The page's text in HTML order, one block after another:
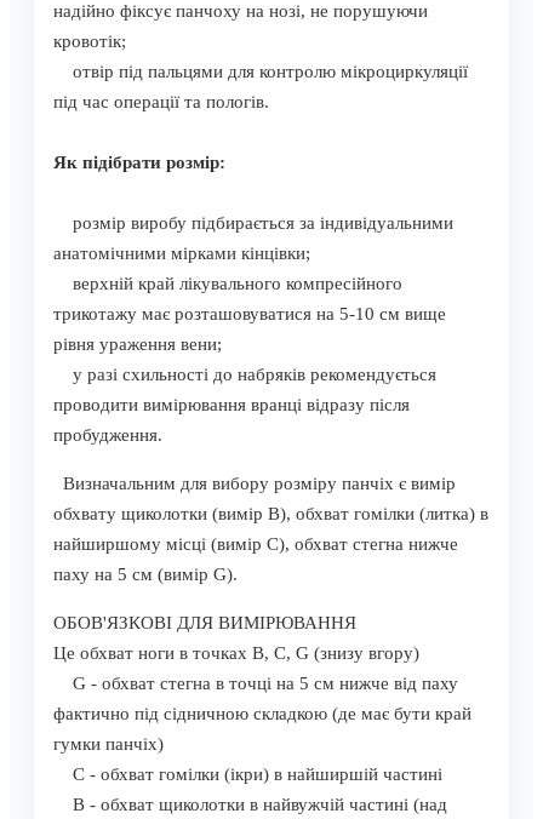
надійно фіксує панчоху на нозі, не порушуючи
кровотік;
отвір під пальцями для контролю мікроциркуляції
під час операції та пологів.
Як підібрати розмір:
розмір виробу підбирається за індивідуальними
анатомічними мірками кінцівки;
верхній край лікувального компресійного
трикотажу має розташовуватися на 5-10 см вище
рівня ураження вени;
у разі схильності до набряків рекомендується
проводити вимірювання вранці відразу після
пробудження.
Визначальним для вибору розміру панчіх є вимір
обхвату щиколотки (вимір B), обхват гомілки (литка) в
найширшому місці (вимір C), обхват стегна нижче
паху на 5 см (вимір G).
ОБОВ'ЯЗКОВІ ДЛЯ ВИМІРЮВАННЯ
Це обхват ноги в точках B, C, G (знизу вгору)
G - обхват стегна в точці на 5 см нижче від паху
фактично під сідничною складкою (де має бути край
гумки панчіх)
C - обхват гомілки (ікри) в найширшій частині
B - обхват щиколотки в найвужчій частині (над